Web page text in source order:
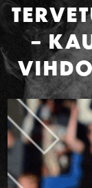
–